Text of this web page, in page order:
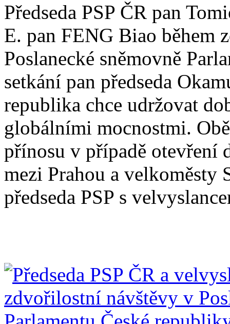
Předseda PSP ČR pan
E. pan FENG Biao během
Poslanecké sněmovně
setkání pan předseda
republika chce udržovat
globálními mocnostmi.
přínosu v případě otevření
mezi Prahou a velkoměsty
předseda PSP s